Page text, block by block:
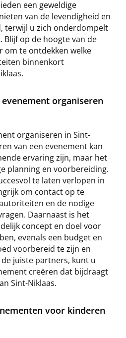
een geweldige
van de levendigheid en
terwijl u zich onderdompelt
Blijf op de hoogte van de
om te ontdekken welke
binnenkort
organiseren
organiseren in Sint-
van een evenement kan
ervaring zijn, maar het
planning en voorbereiding.
te laten verlopen in
om contact op te
en de nodige
Daarnaast is het
concept en doel voor
evenals een budget en
voorbereid te zijn en
juiste partners, kunt u
creëren dat bijdraagt
Sint-Niklaas.
voor kinderen